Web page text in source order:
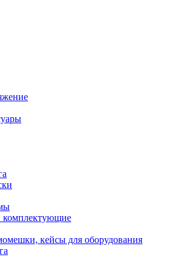
комплектующие
кейсы для оборудования